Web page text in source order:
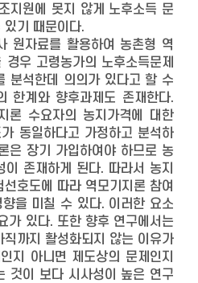
지원에 못지 않게 노후소득 문
기 때문이다.
원자료를 활용하여 농촌형 역
우 고령농가의 노후소득문제
분석한데 의의가 있다고 할 수
한계와 향후과제도 존재한다.
론 수요자의 농지가격에 대한
동일하다고 가정하고 분석하
은 장기 가입하여야 하므로 농
이 존재하게 된다. 따라서 농지
호도에 따라 역모기지론 참여
을 미칠 수 있다. 이러한 요소
가 있다. 또한 향후 연구에서는
직까지 활성화되지 않는 이유가
지 아니면 제도상의 문제인지
것이 보다 시사성이 높은 연구